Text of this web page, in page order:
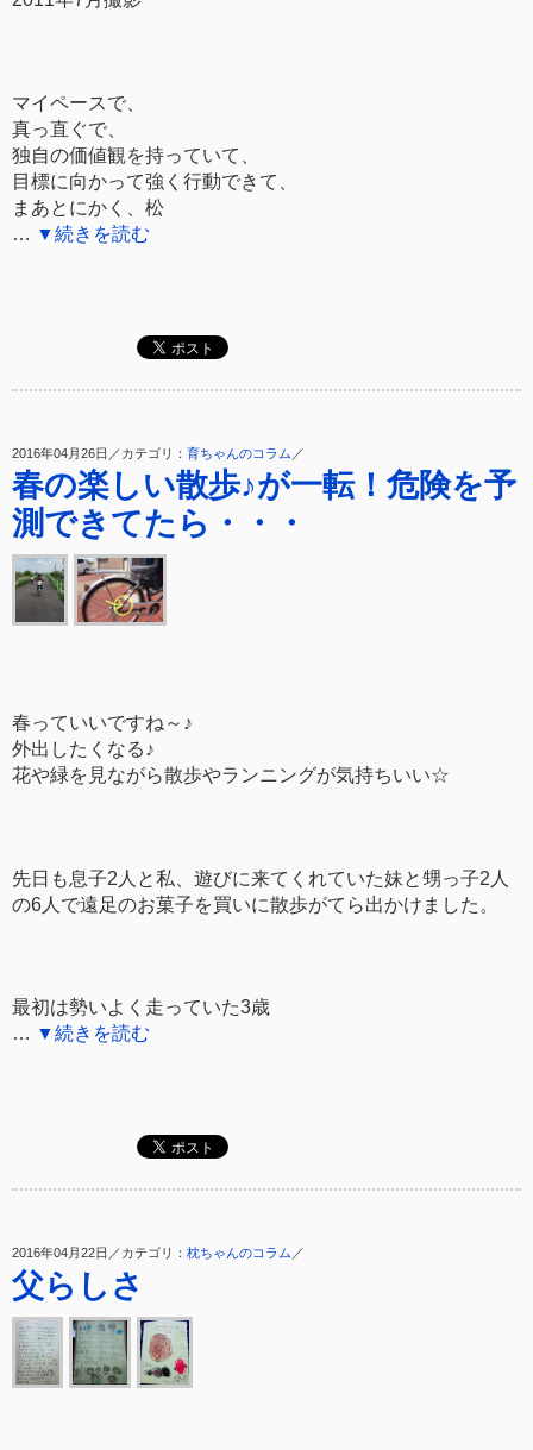
マイペースで、
真っ直ぐで、
独自の価値観を持っていて、
目標に向かって強く行動できて、
まあとにかく、松
… ▼続きを読む
2016年04月26日／カテゴリ： 育ちゃんのコラム ／
春の楽しい散歩♪が一転！危険を予
測できてたら・・・
春っていいですね～♪
外出したくなる♪
花や緑を見ながら散歩やランニングが気持ちいい☆
先日も息子2人と私、遊びに来てくれていた妹と甥っ子2人
の6人で遠足のお菓子を買いに散歩がてら出かけました。
最初は勢いよく走っていた3歳
… ▼続きを読む
2016年04月22日／カテゴリ： 枕ちゃんのコラム ／
父らしさ